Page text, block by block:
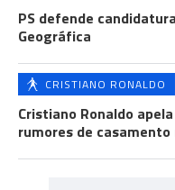
PS defende
Geográfica
CRISTIANO RONALDO
Cristiano Ronaldo
rumores de casamento